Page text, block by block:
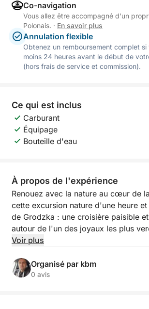
Co-navigation
Vous allez être accompagné d'un
Polonais. · En savoir plus
Annulation flexible
Obtenez un remboursement complet si
moins 24 heures avant le début de
(hors frais de service et commission).
Ce qui est inclus
Carburant
Équipage
Bouteille d'eau
À propos de l'expérience
Renouez avec la nature au cœur de
cette excursion nature d'une heure
de Grodzka : une croisière paisible
autour de l'un des joyaux les plus
Szczecin.
Montez à bord et naviguez autour de
Grodzka, un havre de paix unique en
Voir plus
Organisé par kbm
0 avis